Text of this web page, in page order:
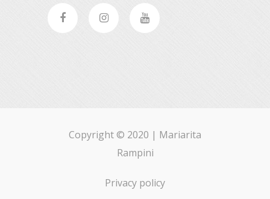
Copyright © 2020 | Mariarita
Rampini
Privacy policy